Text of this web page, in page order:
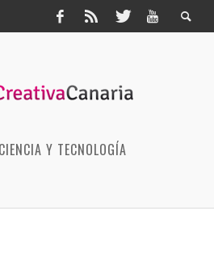
Y TECNOLOGÍA